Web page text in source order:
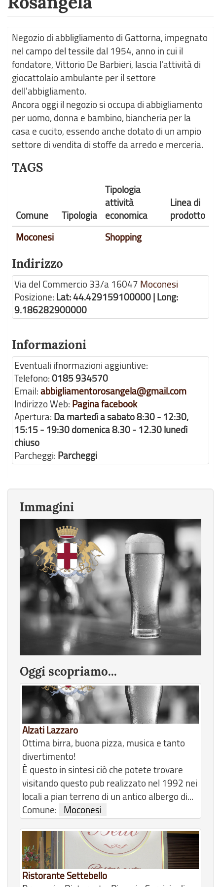
Negozio di abbligliamento di Gattorna, impegnato
nel campo del tessile dal 1954, anno in cui il
fondatore, Vittorio De Barbieri, lascia l'attività di
giocattolaio ambulante per il settore
dell'abbigliamento.
Ancora oggi il negozio si occupa di abbigliamento
per uomo, donna e bambino, biancheria per la
casa e cucito, essendo anche dotato di un ampio
settore di vendita di stoffe da arredo e merceria.
TAGS
Comune Tipologia
Tipologia
attività
economica
Linea di
prodotto
Moconesi
Shopping
Indirizzo
Via del Commercio 33/a 16047 Moconesi
Posizione: Lat: 44.429159100000 | Long:
9.186282900000
Informazioni
Eventuali ifnormazioni aggiuntive:
Telefono:0185 934570
Email:abbigliamentorosangela@gmail.com
Indirizzo Web: Pagina facebook
Apertura: Da martedì a sabato 8:30 - 12:30,
15:15 - 19:30 domenica 8.30 - 12.30 lunedì
chiuso
Parcheggi: Parcheggi
Immagini
Oggi scopriamo...
Alzati Lazzaro
Ottima birra, buona pizza, musica e tanto
divertimento!
È questo in sintesi ciò che potete trovare
visitando questo pub realizzato nel 1992 nei
locali a pian terreno di un antico albergo di...
Comune:
Moconesi
Ristorante Settebello